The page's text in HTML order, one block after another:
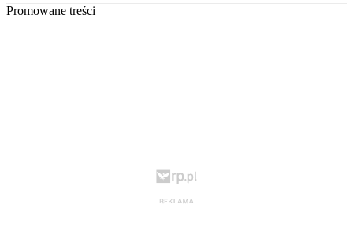
Promowane treści